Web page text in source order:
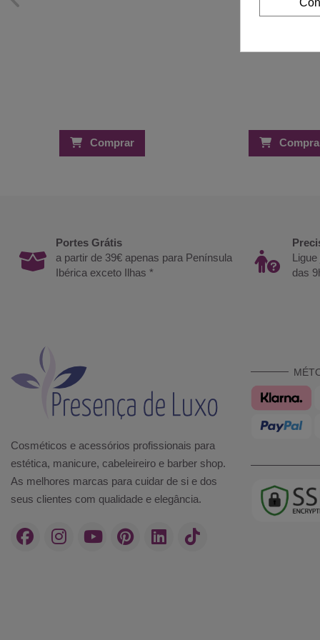
Comprar
Portes Grátis
a partir de 39€ apenas para Península
Ibérica exceto Ilhas *
das
Cosméticos e acessórios profissionais para
estética, manicure, cabeleireiro e barber shop.
As melhores marcas para cuidar de si e dos
seus clientes com qualidade e elegância.